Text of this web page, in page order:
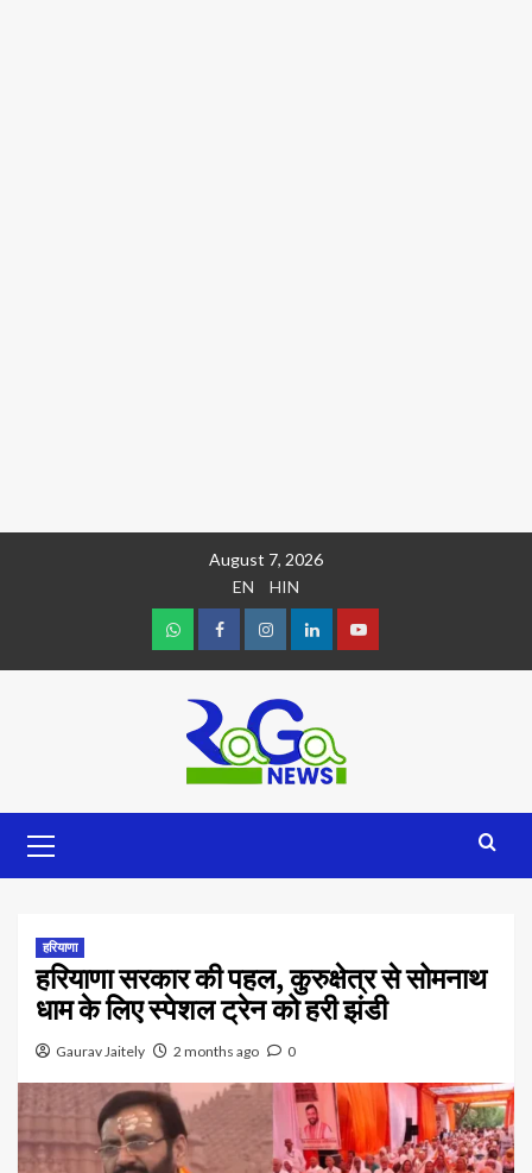
August 7, 2026
EN
HIN
हरियाणा
हरियाणा सरकार की पहल, कुरुक्षेत्र से सोमनाथ
धाम के लिए स्पेशल ट्रेन को हरी झंडी
Gaurav Jaitely 2 months ago 0